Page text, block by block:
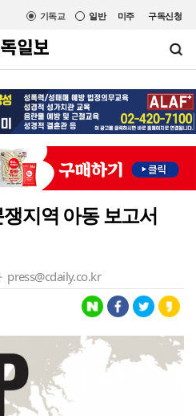
미주 구독신청
일반
기독교
지역 아동 보고서
press@cdaily.co.kr